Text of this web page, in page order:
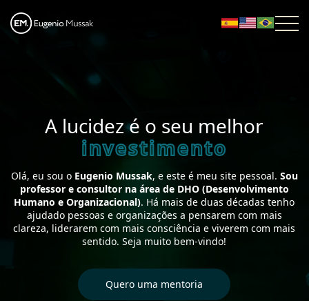
A lucidez é o seu melhor
investimento
Olá, eu sou o Eugenio Mussak, e este é meu site pessoal. Sou
professor e consultor na área de DHO (Desenvolvimento
Humano e Organizacional). Há mais de duas décadas tenho
ajudado pessoas e organizações a pensarem com mais
clareza, liderarem com mais consciência e viverem com mais
sentido. Seja muito bem-vindo!
Quero uma mentoria